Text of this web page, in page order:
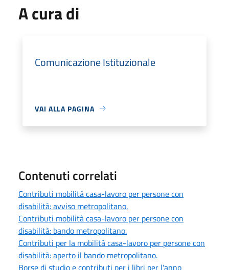
A cura di
Comunicazione Istituzionale
VAI ALLA PAGINA
Contenuti correlati
Contributi mobilità casa-lavoro per persone con
disabilità: avviso metropolitano.
Contributi mobilità casa-lavoro per persone con
disabilità: bando metropolitano.
Contributi per la mobilità casa-lavoro per persone con
disabilità: aperto il bando metropolitano.
Borse di studio e contributi per i libri per l'anno